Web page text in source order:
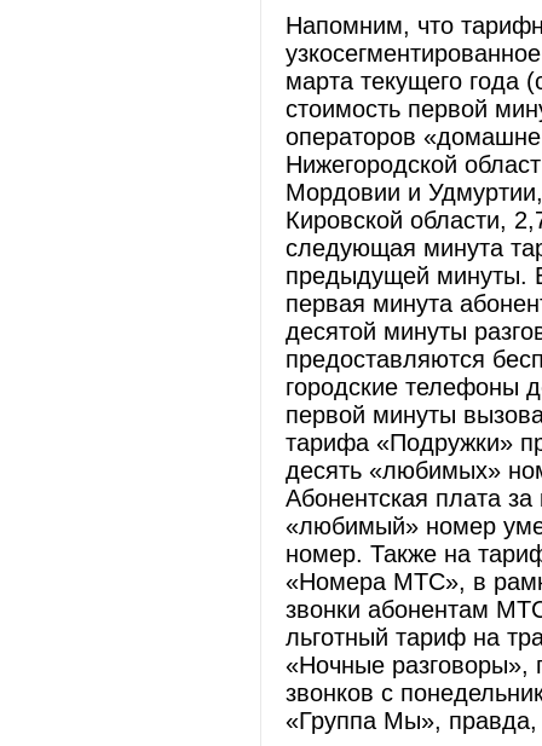
Напомним, что
марта текущего года
стоимость первой
операторов
Нижегородской
Мордовии и
Кировской области,
следующая минута
предыдущей минуты.
первая минута
десятой минуты
предоставляются
городские телефоны
первой минуты
тарифа «Подружки»
десять «любимых»
Абонентская плата
«любимый» номер
номер. Также на
«Номера МТС», в
звонки абонентам
льготный тариф на
«Ночные разговоры»,
звонков с
«Группа Мы», правда,